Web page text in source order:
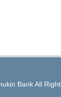
Bank All